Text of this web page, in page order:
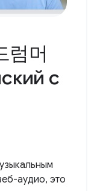
럼머
с
аудио, это